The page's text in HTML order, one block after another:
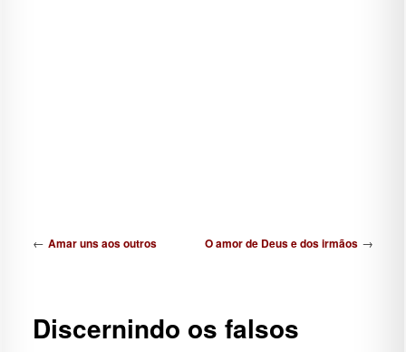
Navegação de posts O amor de Deus e dos irmãos →
← Amar uns aos outros
Discernindo os falsos